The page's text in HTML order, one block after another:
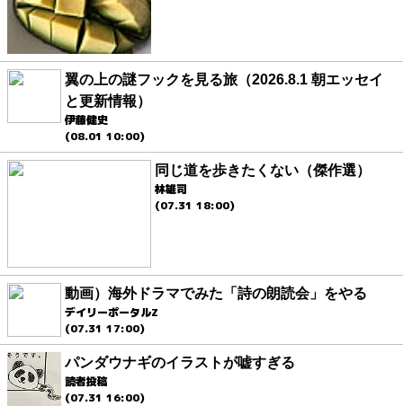
翼の上の謎フックを見る旅（2026.8.1 朝エッセイ
と更新情報）
伊藤健史
(08.01 10:00)
同じ道を歩きたくない（傑作選）
林雄司
(07.31 18:00)
動画）海外ドラマでみた「詩の朗読会」をやる
デイリーポータルZ
(07.31 17:00)
パンダウナギのイラストが嘘すぎる
読者投稿
(07.31 16:00)